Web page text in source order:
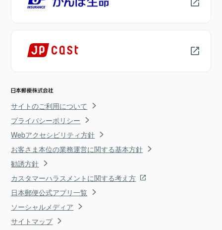
サイトのご利用について
プライバシーポリシー
Webアクセシビリティ方針
お客さま本位の業務運営に関する基本方針
勧誘方針
カスタマーハラスメントに関する考え方
日本郵便公式アプリ一覧
ソーシャルメディア
サイトマップ